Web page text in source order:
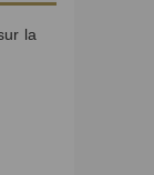
la